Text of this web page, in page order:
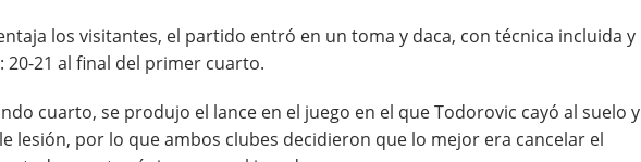
los visitantes, el partido entró en un toma y daca, con técnica incluida y
21 al final del primer cuarto.
cuarto, se produjo el lance en el juego en el que Todorovic cayó al suelo y
lesión, por lo que ambos clubes decidieron que lo mejor era cancelar el